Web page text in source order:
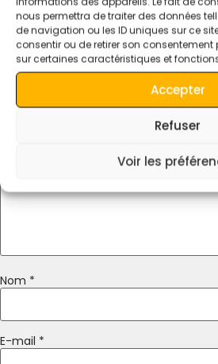
nous permettra de traiter des données
de navigation ou les ID uniques sur ce
consentir ou de retirer son
sur certaines caractéristiques et
Accepter
Refuser
Voir les
Votre adresse e-mail ne sera pas
obligatoires sont indiqués avec*
Nom *
E-mail *